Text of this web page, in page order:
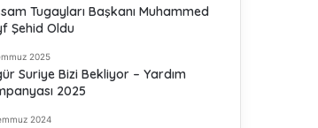
Tugayları Başkanı Muhammed
Şehid Oldu
2025
Suriye Bizi Bekliyor – Yardım
2025
2024